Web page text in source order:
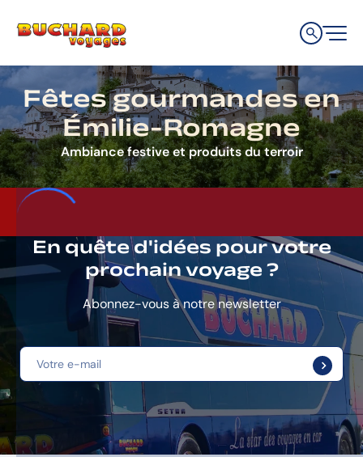
principale
contenu
pied
page
Fêtes gourmandes en
Émilie-Romagne
Ambiance festive et produits du terroir
En quête d'idées pour votre
prochain voyage ?
Abonnez-vous à notre newsletter